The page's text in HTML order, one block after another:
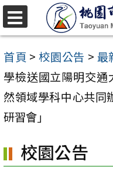
跳
至
主
要
內
容
首頁 > 校園公告 > 最
學檢送國立陽明交
然領域學科中心共同
研習會」
校園公告
選
單